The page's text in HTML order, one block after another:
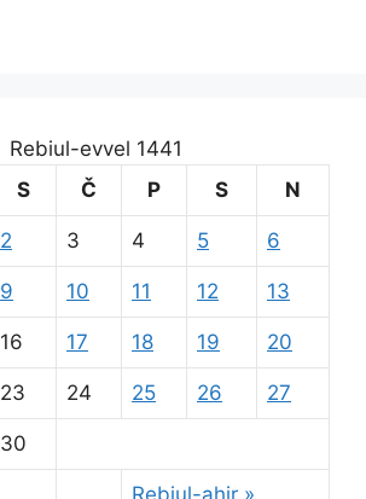
Rebiul-evvel 1441
S Č P S N
Rebiul-ahir »
2 3 4 5 6
9 10 11 12 13
16 17 18 19 20
23 24 25 26 27
30